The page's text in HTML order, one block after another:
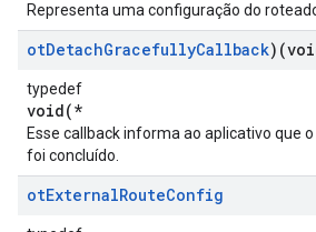
Representa uma configuração do
otDetachGracefullyCallback
typedef
void(*
Esse callback informa ao aplicativo que
foi concluído.
otExternalRouteConfig